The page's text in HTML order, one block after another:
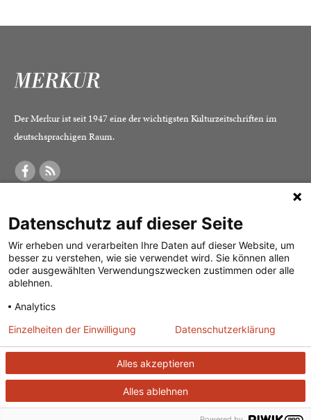
Der Merkur ist seit 1947 eine der wichtigsten Kulturzeitschriften im
deutschsprachigen Raum.
Was ist der Merkur?
Herausgeber /
Redaktion
Verlag
Alle Abos im Überblick
Print-Abo
Digital-Abo
Abo kündigen
Vertrag widerrufen
Impressum
Datenschutz
Mediadaten
© 2026J. G. Cotta’sche Buchhandlung Nachfolger GmbH| Technische
Datenschutz auf dieser Seite
Wir erheben und verarbeiten Ihre Daten auf dieser Website, um
besser zu verstehen, wie sie verwendet wird. Sie können allen
oder ausgewählten Verwendungszwecken zustimmen oder alle
ablehnen.
Analytics
Alles akzeptieren
Alles ablehnen
Einzelheiten der Einwilligung Datenschutzerklärung